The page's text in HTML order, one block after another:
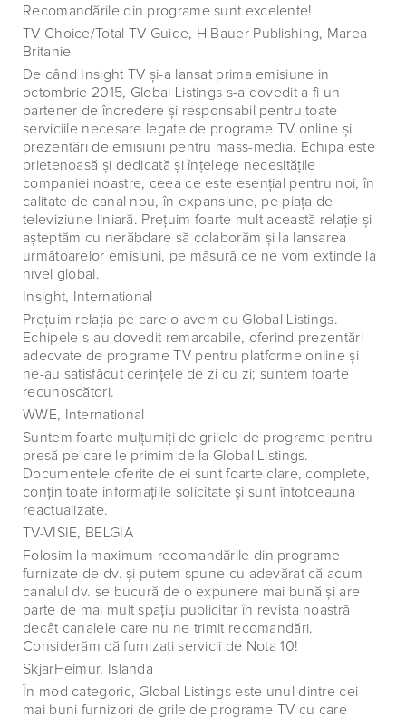
Recomandările din programe sunt excelente!
TV Choice/Total TV Guide, H Bauer Publishing, Marea
Britanie
De când Insight TV şi-a lansat prima emisiune in
octombrie 2015, Global Listings s-a dovedit a fi un
partener de încredere şi responsabil pentru toate
serviciile necesare legate de programe TV online şi
prezentări de emisiuni pentru mass-media. Echipa este
prietenoasă şi dedicată şi înţelege necesităţile
companiei noastre, ceea ce este esenţial pentru noi, în
calitate de canal nou, în expansiune, pe piaţa de
televiziune liniară. Preţuim foarte mult această relaţie şi
aşteptăm cu nerăbdare să colaborăm şi la lansarea
următoarelor emisiuni, pe măsură ce ne vom extinde la
nivel global.
Insight, International
Preţuim relaţia pe care o avem cu Global Listings.
Echipele s-au dovedit remarcabile, oferind prezentări
adecvate de programe TV pentru platforme online şi
ne-au satisfăcut cerinţele de zi cu zi; suntem foarte
recunoscători.
WWE, International
Suntem foarte mulţumiţi de grilele de programe pentru
presă pe care le primim de la Global Listings.
Documentele oferite de ei sunt foarte clare, complete,
conţin toate informaţiile solicitate şi sunt întotdeauna
reactualizate.
TV-VISIE, BELGIA
Folosim la maximum recomandările din programe
furnizate de dv. şi putem spune cu adevărat că acum
canalul dv. se bucură de o expunere mai bună şi are
parte de mai mult spaţiu publicitar în revista noastră
decât canalele care nu ne trimit recomandări.
Considerăm că furnizaţi servicii de Nota 10!
SkjarHeimur, Islanda
În mod categoric, Global Listings este unul dintre cei
mai buni furnizori de grile de programe TV cu care